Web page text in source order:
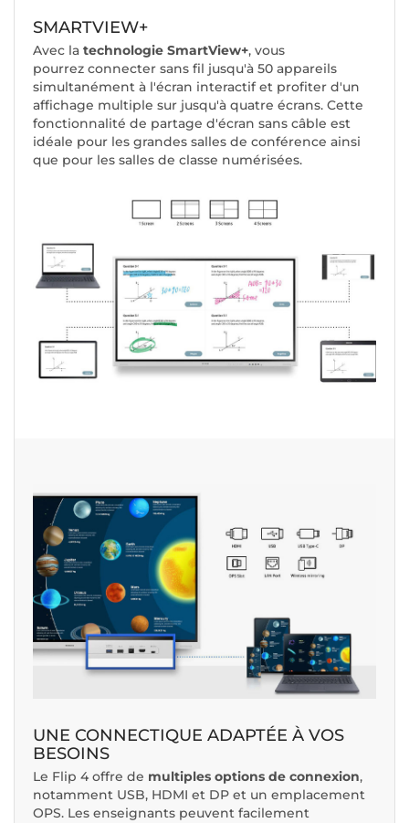
SMARTVIEW+
Avec la technologie SmartView+, vous
pourrez connecter sans fil jusqu'à 50 appareils
simultanément à l'écran interactif et profiter d'un
affichage multiple sur jusqu'à quatre écrans. Cette
fonctionnalité de partage d'écran sans câble est
idéale pour les grandes salles de conférence ainsi
que pour les salles de classe numérisées.
UNE CONNECTIQUE ADAPTÉE À VOS
BESOINS
Le Flip 4 offre de multiples options de connexion,
notamment USB, HDMI et DP et un emplacement
OPS. Les enseignants peuvent facilement